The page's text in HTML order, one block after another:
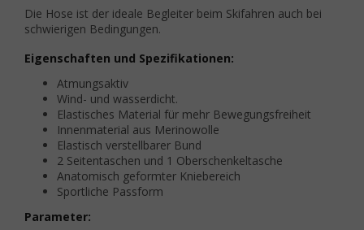
Die Hose ist der ideale Begleiter beim Skifahren auch bei
schwierigen Bedingungen.
Eigenschaften und Spezifikationen:
Atmungsaktiv
Wind- und wasserdicht.
Elastisches Material für mehr Bewegungsfreiheit
Innenmaterial aus Merinowolle
Elastisch verstellbarer Bund
2 Seitentaschen und 1 Oberschenkeltasche
Anatomisch geformter Kniebereich
Sportliche Passform
Parameter: